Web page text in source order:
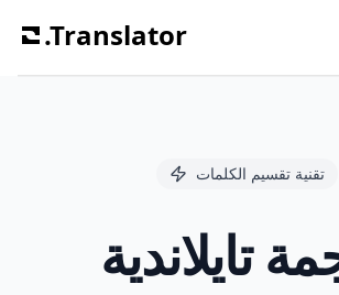
.Translator
تقنية تقسيم الكلمات
تايلاندية